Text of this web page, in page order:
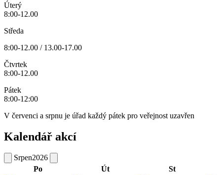
Úterý
8:00-12.00
Středa
8:00-12.00 / 13.00-17.00
Čtvrtek
8:00-12.00
Pátek
8:00-12:00
V červenci a srpnu je úřad každý pátek pro veřejnost uzavřen
Kalendář akcí
Srpen2026
Po
Út
St